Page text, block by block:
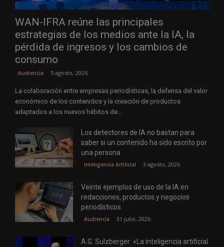
WAN-IFRA reúne las principales
estrategias de los medios ante la IA, la
pérdida de ingresos y los cambios de
consumo
Audiencia 5 agosto, 2026
La colaboración entre empresas periodísticas, la defensa del valor
económico de los contenidos y la creación de productos
adaptados a los nuevos hábitos de...
Los detectores de IA no bastan para
saber si un contenido ha sido escrito por
una persona
Inteligencia Artificial 3 agosto, 2026
Veinte ejemplos de uso de la IA en
redacciones, productos y negocios
periodísticos
Audiencia 31 julio, 2026
A.G. Sulzberger: «La inteligencia artificial